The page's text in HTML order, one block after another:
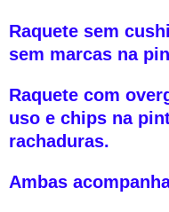
Raquete sem
sem marcas na
Raquete com
uso e chips na
rachaduras.
Ambas